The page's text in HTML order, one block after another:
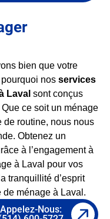
bien que votre
pourquoi nos services
Laval sont conçus
ce soit un ménage
de routine, nous nous
Obtenez un
à l’engagement à
à Laval pour vos
tranquillité d’esprit
de ménage à Laval.
Appelez-Nous: